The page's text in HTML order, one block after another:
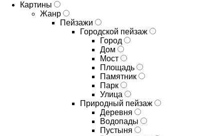
Картины
Жанр
Пейзажи
Городской пейзаж
Город
Дом
Мост
Площадь
Памятник
Парк
Улица
Природный пейзаж
Деревня
Водопады
Пустыня